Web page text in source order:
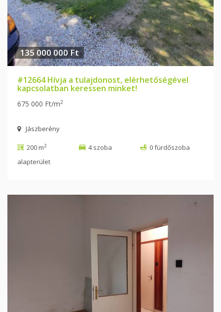
135 000 000 Ft
#12664 Hívja a tulajdonost, elérhetőségével
kapcsolatban keressen minket!
675 000 Ft/m2
Jászberény
200 m2
alapterület
4 szoba 0 fürdőszoba